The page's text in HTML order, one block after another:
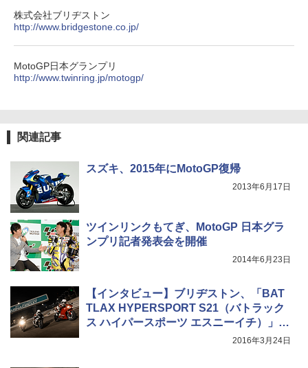
株式会社ブリヂストン
http://www.bridgestone.co.jp/
MotoGP日本グランプリ
http://www.twinring.jp/motogp/
関連記事
スズキ、2015年にMotoGP復帰
2013年6月17日
ツインリンクもてぎ、MotoGP 日本グラ
ンプリ記者発表会を開催
2014年6月23日
【インタビュー】ブリヂストン、「BAT
TLAX HYPERSPORT S21（バトラック
ス ハイパースポーツ エスニーイチ）」開
2016年3月24日